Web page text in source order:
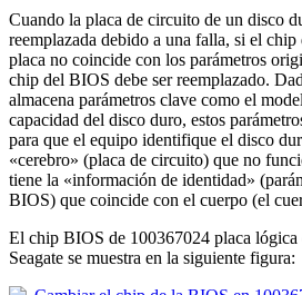
Cuando la placa de circuito de un disco
reemplazada debido a una falla, si el
placa no coincide con los parámetros
chip del BIOS debe ser reemplazado.
almacena parámetros clave como el
capacidad del disco duro, estos
para que el equipo identifique el disco
«cerebro» (placa de circuito) que no
tiene la «información de identidad»
BIOS) que coincide con el cuerpo (el
El chip BIOS de 100367024 placa
Seagate se muestra en la siguiente figura: